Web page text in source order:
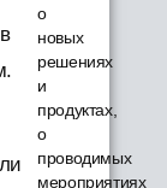
о
новых
решениях
и
продуктах,
о
проводимых
мероприятиях